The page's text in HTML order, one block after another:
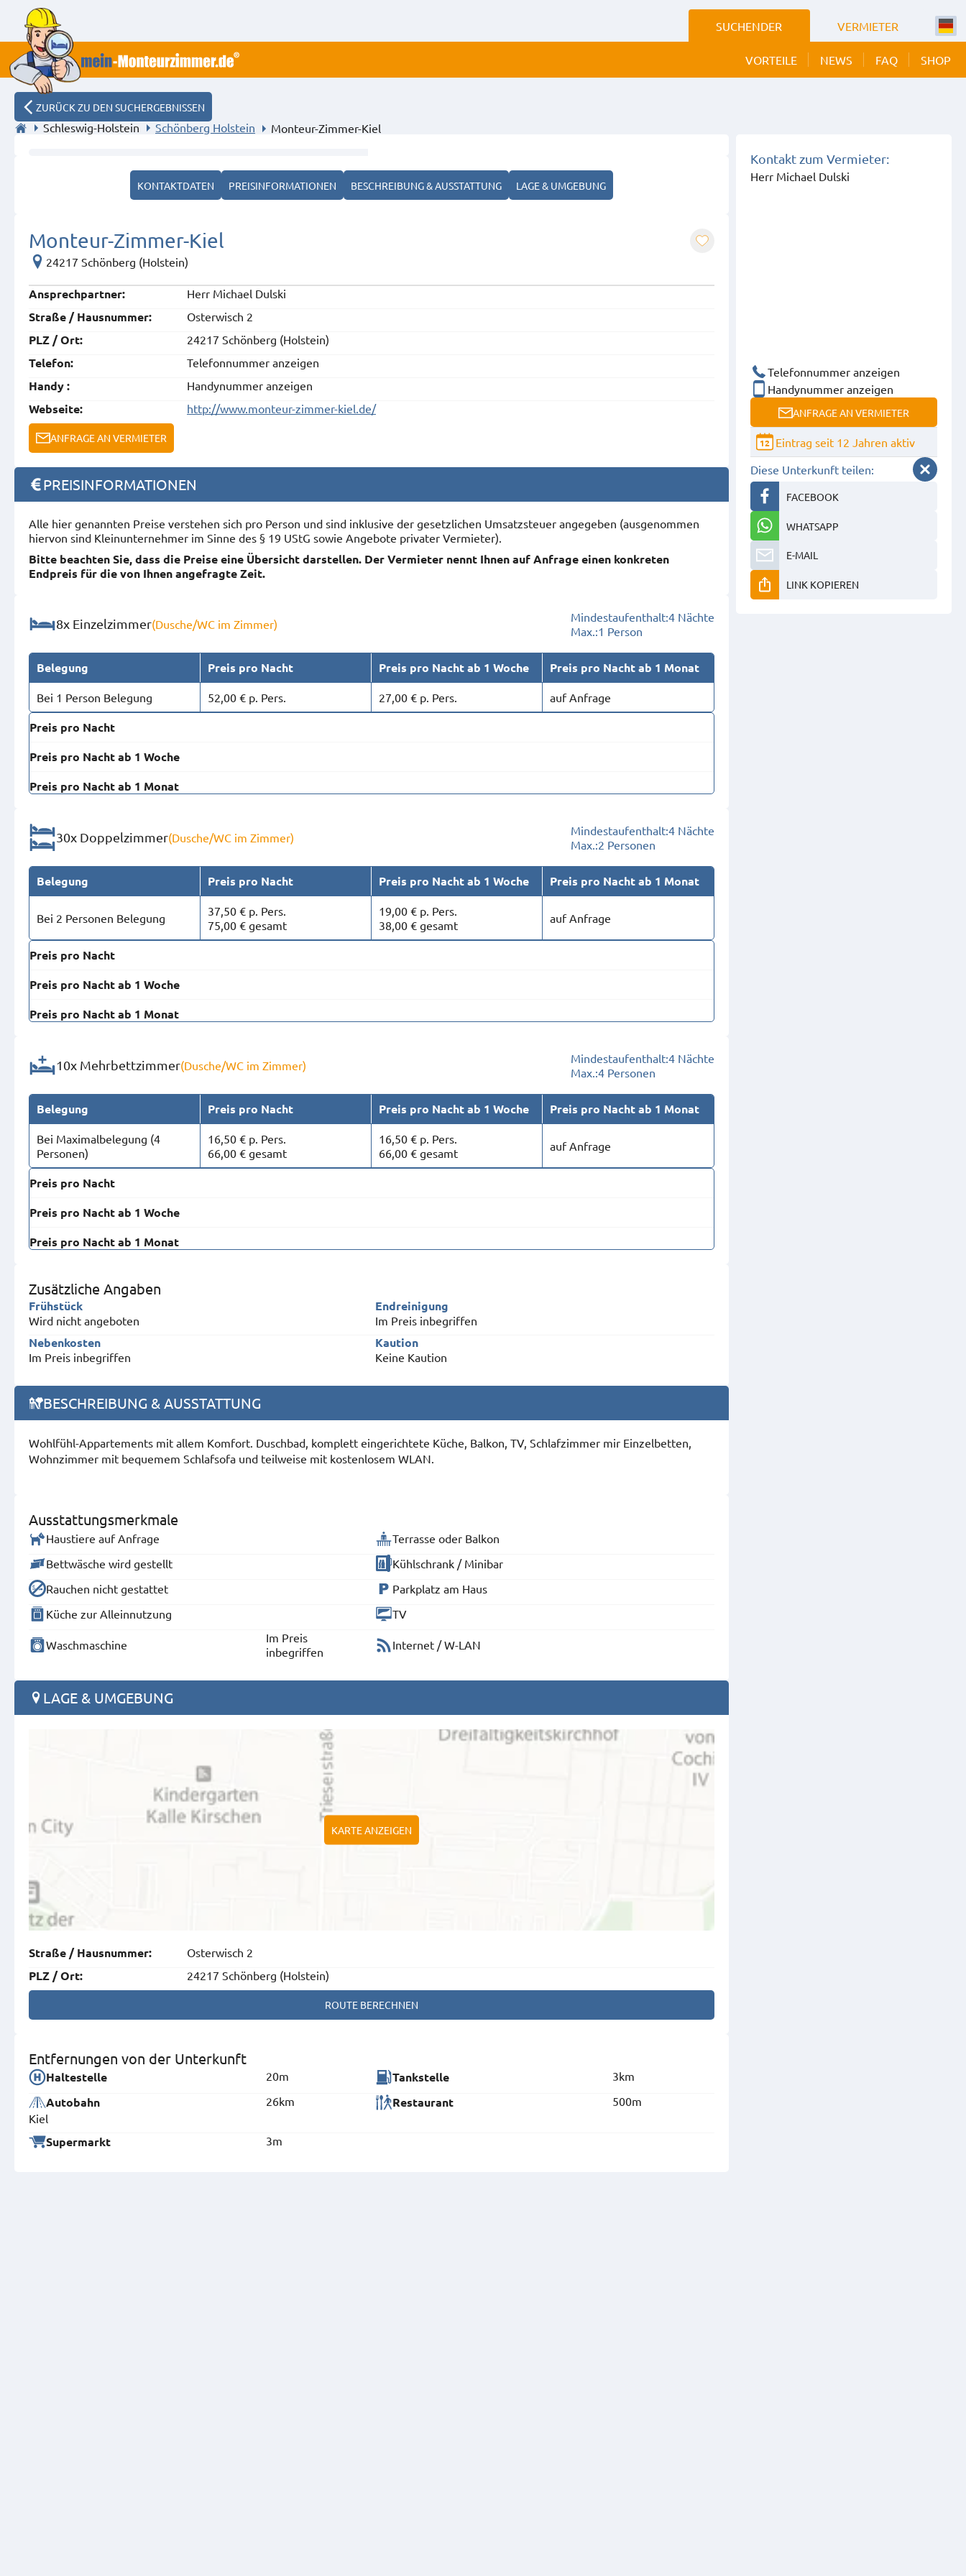
SUCHENDER VERMIETER
VORTEILE NEWS FAQ SHOP
ZURÜCK ZU DEN SUCHERGEBNISSEN
Schleswig-Holstein Schönberg Holstein
Monteur-Zimmer-Kiel
KONTAKTDATEN PREISINFORMATIONEN BESCHREIBUNG & AUSSTATTUNG LAGE & UMGEBUNG
Monteur-Zimmer-Kiel
24217 Schönberg (Holstein)
Ansprech­partner: Herr Michael Dulski
Straße / Hausnummer: Osterwisch 2
PLZ / Ort: 24217 Schönberg (Holstein)
Telefon: Telefonnummer anzeigen
Handy : Handynummer anzeigen
Webseite: http://www.monteur-zimmer-kiel.de/
ANFRAGE AN VERMIETER
PREISINFORMATIONEN
Alle hier genannten Preise verstehen sich pro Person und sind inklusive der gesetzlichen Umsatzsteuer angegeben (ausgenommen
hiervon sind Kleinunternehmer im Sinne des § 19 UStG sowie Angebote privater Vermieter).
Bitte beachten Sie, dass die Preise eine Übersicht darstellen. Der Vermieter nennt Ihnen auf Anfrage einen konkreten
Endpreis für die von Ihnen angefragte Zeit.
8x Einzelzimmer(Dusche/WC im Zimmer) Mindestaufenthalt:4 Nächte
Max.:1 Person
Belegung Preis pro Nacht Preis pro Nacht ab 1 Woche Preis pro Nacht ab 1 Monat
Bei 1 Person Belegung 52,00 € p. Pers. 27,00 € p. Pers. auf Anfrage
Preis pro Nacht
Preis pro Nacht ab 1 Woche
Preis pro Nacht ab 1 Monat
30x Doppelzimmer(Dusche/WC im Zimmer) Mindestaufenthalt:4 Nächte
Max.:2 Personen
Belegung Preis pro Nacht Preis pro Nacht ab 1 Woche Preis pro Nacht ab 1 Monat
Bei 2 Personen Belegung
37,50 € p. Pers.
75,00 € gesamt
19,00 € p. Pers.
38,00 € gesamt
auf Anfrage
Preis pro Nacht
Preis pro Nacht ab 1 Woche
Preis pro Nacht ab 1 Monat
10x Mehrbettzimmer(Dusche/WC im Zimmer) Mindestaufenthalt:4 Nächte
Max.:4 Personen
Belegung Preis pro Nacht Preis pro Nacht ab 1 Woche Preis pro Nacht ab 1 Monat
Bei Maximal­belegung (4
Personen)
16,50 € p. Pers.
66,00 € gesamt
16,50 € p. Pers.
66,00 € gesamt
auf Anfrage
Preis pro Nacht
Preis pro Nacht ab 1 Woche
Preis pro Nacht ab 1 Monat
Zusätzliche Angaben
Frühstück
Wird nicht angeboten
Endreinigung
Im Preis inbegriffen
Nebenkosten
Im Preis inbegriffen
Kaution
Keine Kaution
BESCHREIBUNG & AUSSTATTUNG
Wohlfühl-Appartements mit allem Komfort. Duschbad, komplett eingerichtete Küche, Balkon, TV, Schlafzimmer mir Einzelbetten,
Wohnzimmer mit bequemem Schlafsofa und teilweise mit kostenlosem WLAN.
Ausstattungsmerkmale
Haustiere auf Anfrage
Terrasse oder Balkon
Bettwäsche wird gestellt
Kühlschrank / Minibar
Rauchen nicht gestattet
Parkplatz am Haus
Küche zur Alleinnutzung
TV
Waschmaschine
Im Preis
inbegriffen
Internet / W-LAN
LAGE & UMGEBUNG
KARTE ANZEIGEN
Straße / Hausnummer: Osterwisch 2
PLZ /Ort: 24217 Schönberg (Holstein)
ROUTE BERECHNEN
Entfernungen von der Unterkunft
Haltestelle 20m Tankstelle 3km
Autobahn
Kiel
26km Restaurant 500m
Supermarkt 3m
Kontakt zum Vermieter:
Herr Michael Dulski
Telefonnummer anzeigen
Handynummer anzeigen
ANFRAGE AN VERMIETER
12
Eintrag seit 12 Jahren aktiv
Diese Unterkunft teilen:
FACEBOOK
WHATSAPP
E-MAIL
LINK KOPIEREN